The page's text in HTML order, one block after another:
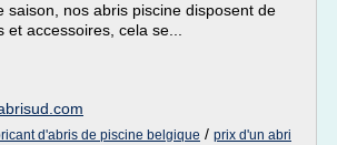
saison, nos abris piscine disposent de
accessoires, cela se...
d'abris de piscine belgique / prix d'un abri